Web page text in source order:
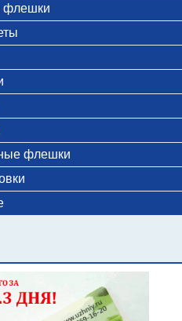
флешки
флешки